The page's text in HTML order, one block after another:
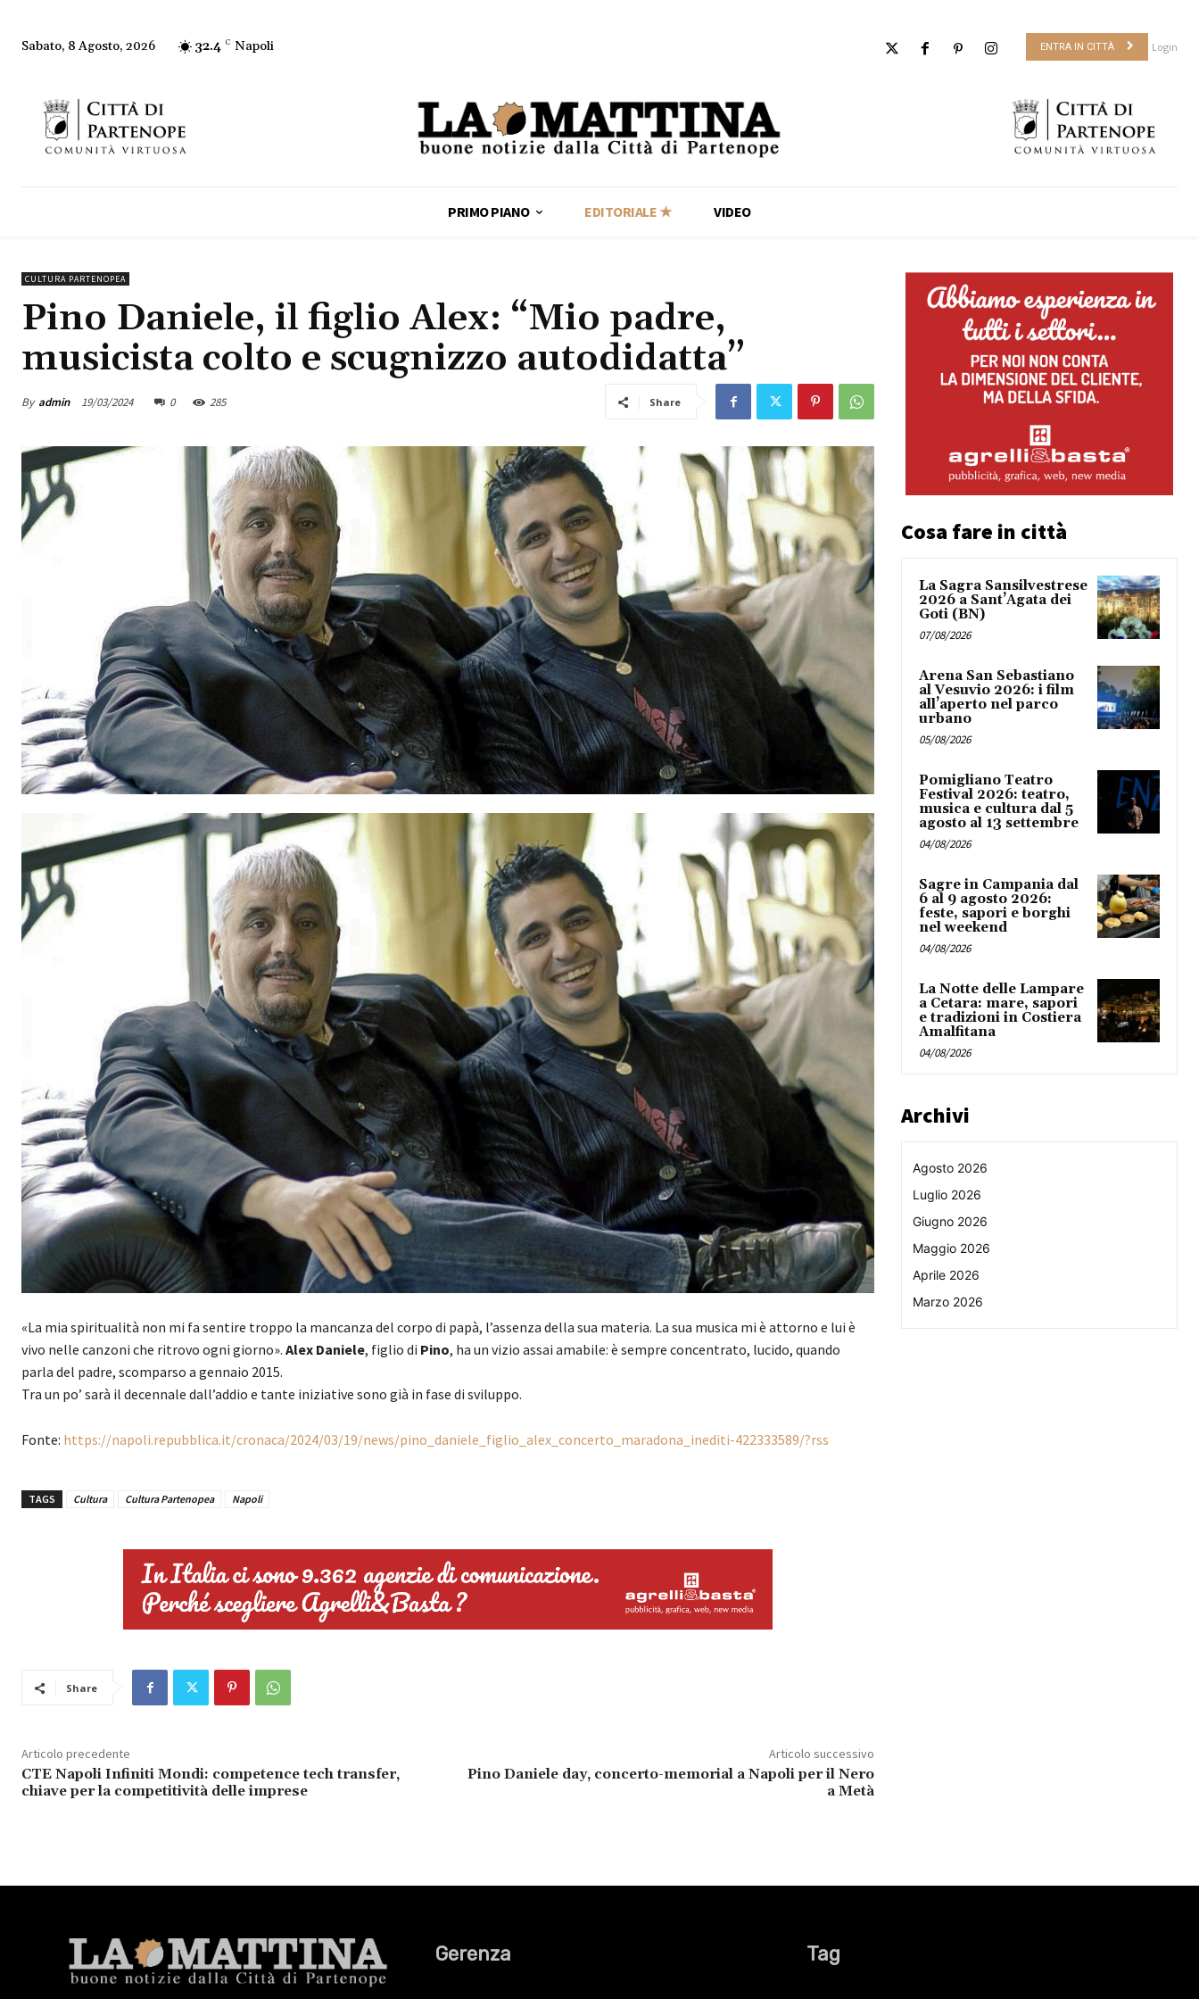
Sabato, 8 Agosto, 2026 32.4 C Napoli ENTRA IN CITTÀ Login
PRIMO PIANO EDITORIALE ★ VIDEO
CULTURA PARTENOPEA
Pino Daniele, il figlio Alex: “Mio padre,
musicista colto e scugnizzo autodidatta”
By admin 19/03/2024 0 285 Share
«La mia spiritualità non mi fa sentire troppo la mancanza del corpo di papà, l’assenza della sua materia. La sua musica mi è attorno e lui è
vivo nelle canzoni che ritrovo ogni giorno». Alex Daniele, figlio di Pino, ha un vizio assai amabile: è sempre concentrato, lucido, quando
parla del padre, scomparso a gennaio 2015.
Tra un po’ sarà il decennale dall’addio e tante iniziative sono già in fase di sviluppo.
Fonte: https://napoli.repubblica.it/cronaca/2024/03/19/news/pino_daniele_figlio_alex_concerto_maradona_inediti-422333589/?rss
TAGS Cultura Cultura Partenopea Napoli
Share
Articolo precedente
CTE Napoli Infiniti Mondi: competence tech transfer,
chiave per la competitività delle imprese
Articolo successivo
Pino Daniele day, concerto-memorial a Napoli per il Nero
a Metà
Cosa fare in città
La Sagra Sansilvestrese
2026 a Sant’Agata dei
Goti (BN)
07/08/2026
Arena San Sebastiano
al Vesuvio 2026: i film
all’aperto nel parco
urbano
05/08/2026
Pomigliano Teatro
Festival 2026: teatro,
musica e cultura dal 5
agosto al 13 settembre
04/08/2026
Sagre in Campania dal
6 al 9 agosto 2026:
feste, sapori e borghi
nel weekend
04/08/2026
La Notte delle Lampare
a Cetara: mare, sapori
e tradizioni in Costiera
Amalfitana
04/08/2026
Archivi
Agosto 2026
Luglio 2026
Giugno 2026
Maggio 2026
Aprile 2026
Marzo 2026
Gerenza Tag